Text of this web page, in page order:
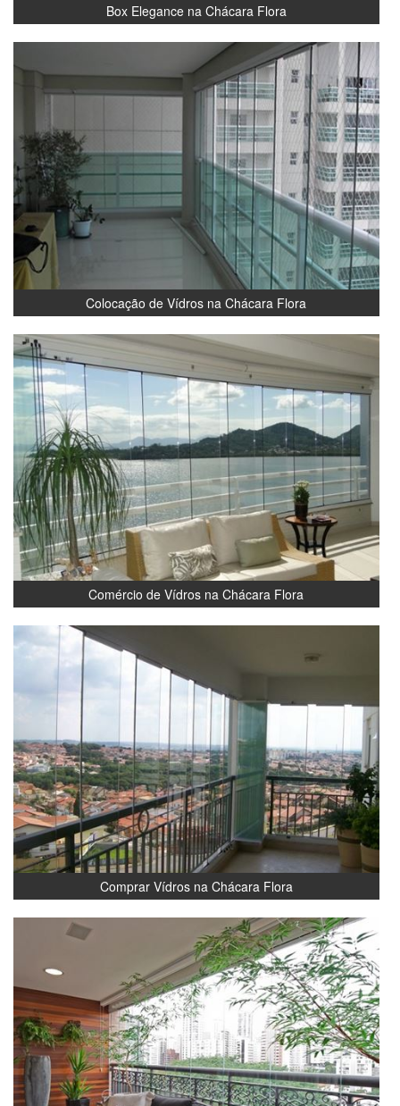
Box Elegance na Chácara Flora
Colocação de Vídros na Chácara Flora
Comércio de Vídros na Chácara Flora
Comprar Vídros na Chácara Flora